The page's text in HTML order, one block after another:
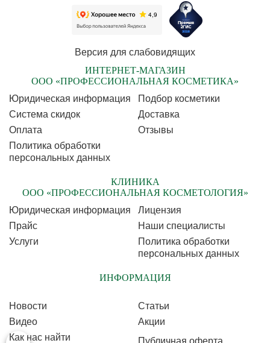
Версия для слабовидящих
ИНТЕРНЕТ-МАГАЗИН
ООО «ПРОФЕССИОНАЛЬНАЯ КОСМЕТИКА»
Юридическая информация
Подбор косметики
Cистема скидок
Доставка
Оплата
Отзывы
Политика обработки
персональных данных
КЛИНИКА
ООО «ПРОФЕССИОНАЛЬНАЯ КОСМЕТОЛОГИЯ»
Юридическая информация
Лицензия
Прайс
Наши специалисты
Услуги
Политика обработки
персональных данных
ИНФОРМАЦИЯ
Новости
Статьи
Видео
Акции
Как нас найти